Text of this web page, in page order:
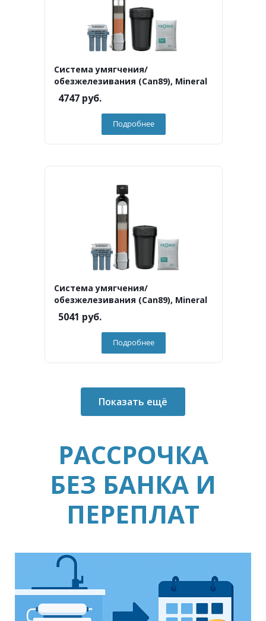
Система умягчения/
обезжелезивания (Can89), Mineral
4747 руб.
Подробнее
Система умягчения/
обезжелезивания (Can89), Mineral
5041 руб.
Подробнее
Показать ещё
РАССРОЧКА
БЕЗ БАНКА И
ПЕРЕПЛАТ